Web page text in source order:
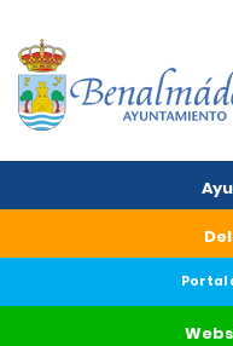
Portal